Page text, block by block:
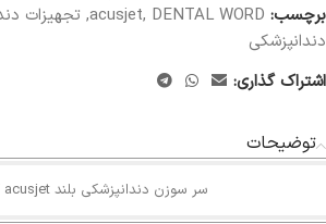
برچسب:
acusjet, DENTAL WORD
, تجهیزات
دندانپزشکی
اشتراک گذاری:
توضیحات
سر سوزن دندانپزشکی بلند acusjet گیج 27